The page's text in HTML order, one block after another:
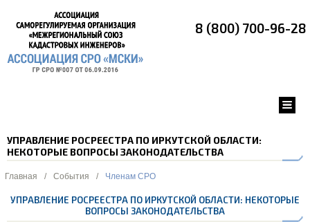
8 (800) 700-96-28
УПРАВЛЕНИЕ РОСРЕЕСТРА ПО ИРКУТСКОЙ ОБЛАСТИ:
НЕКОТОРЫЕ ВОПРОСЫ ЗАКОНОДАТЕЛЬСТВА
Главная / События / Членам СРО
УПРАВЛЕНИЕ РОСРЕЕСТРА ПО ИРКУТСКОЙ ОБЛАСТИ: НЕКОТОРЫЕ
ВОПРОСЫ ЗАКОНОДАТЕЛЬСТВА